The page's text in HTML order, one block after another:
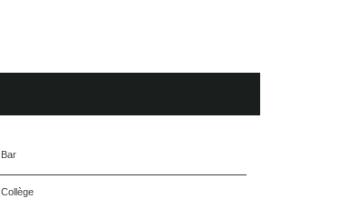
Bar
Collège